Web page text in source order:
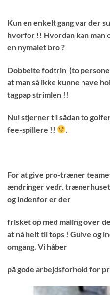
Kun en enkelt gang var der
hvorfor !! Hvordan kan man
en nymalet bro ?
Dobbelte fodtrin (to
at man så ikke kunne have
tagpap strimlen !!
Nul stjerner til sådan to
fee-spillere !!
For at give pro-træner
ændringer vedr.
og indenfor er der
frisket op med maling over
at nå helt til tops ! Gulve og
omgang. Vi håber
på gode arbejdsforhold for